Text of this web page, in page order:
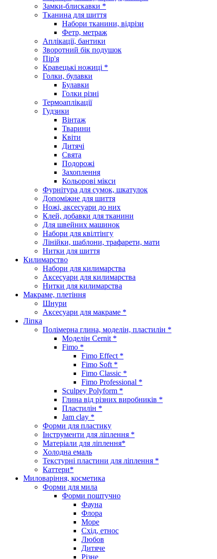
Замки-блискавки *
Тканина для шиття
Набори тканини, відрізи
Фетр, метраж
Аплікації, бантики
Зворотний бік подушок
Пір'я
Кравецькі ножиці *
Голки, булавки
Булавки
Голки різні
Термоаплікації
Гудзики
Вінтаж
Тварини
Квіти
Дитячі
Свята
Подорожі
Захоплення
Кольорові мікси
Фурнітура для сумок, шкатулок
Допоміжне для шиття
Ножі, аксесуари до них
Клей, добавки для тканини
Для швейних машинок
Набори для квілтінгу
Лінійки, шаблони, трафарети, мати
Нитки для шиття
Килимарство
Набори для килимарства
Аксесуари для килимарства
Нитки для килимарства
Макраме, плетіння
Шнури
Аксесуари для макраме *
Ліпка
Полімерна глина, моделін, пластилін *
Моделін Cernit *
Fimo *
Fimo Effect *
Fimo Soft *
Fimo Classic *
Fimo Professional *
Sculpey Polyform *
Глина від різних виробників *
Пластилін *
Jam clay *
Форми для пластику
Інструменти для ліплення *
Матеріали для ліплення*
Холодна емаль
Текстурні пластини для ліплення *
Каттери*
Миловаріння, косметика
Форми для мила
Форми поштучно
Фауна
Флора
Море
Схід, етнос
Любов
Дитяче
Різне